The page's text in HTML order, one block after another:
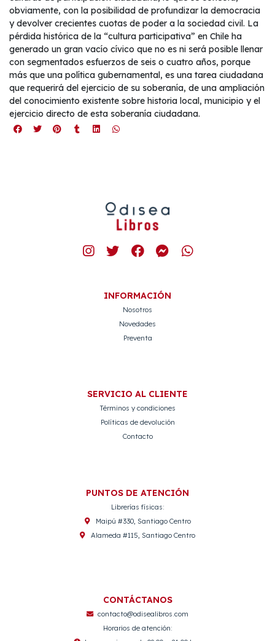
obviamente, con la posibilidad de profundizar la democracia
y devolver crecientes cuotas de poder a la sociedad civil. La
pérdida histórica de la “cultura participativa” en Chile ha
generado un gran vacío cívico que no es ni será posible llenar
con segmentados esfuerzos de seis o cuatro años, porque
más que una política gubernamental, es una tarea ciudadana
que requerirá del ejercicio de su soberanía, de una ampliación
del conocimiento existente sobre historia local, municipio y el
ejercicio directo de esta soberanía ciudadana.
INFORMACIÓN
Nosotros
Novedades
Preventa
SERVICIO AL CLIENTE
Términos y condiciones
Políticas de devolución
Contacto
PUNTOS DE ATENCIÓN
Librerías físicas:
Maipú #330, Santiago Centro
Alameda #115, Santiago Centro
CONTÁCTANOS
contacto@odisealibros.com
Horarios de atención: